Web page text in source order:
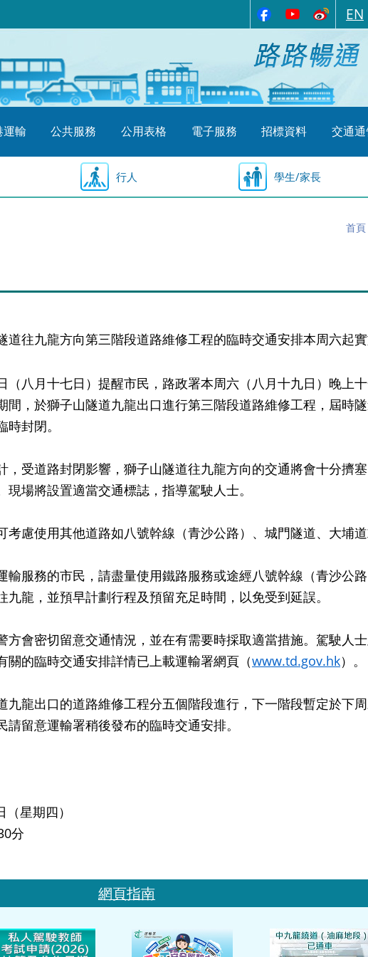
EN
運輸 公共服務 公用表格 電子服務 招標資料 交通
行人 學生/家長
首頁
道往九龍方向第三階段道路維修工程的臨時交通安排本周六起
八月十七日）提醒市民，路政署本周六（八月十九日）晚上
間，於獅子山隧道九龍出口進行第三階段道路維修工程，屆時
封閉。
受道路封閉影響，獅子山隧道往九龍方向的交通將會十分擠
現場將設置適當交通標誌，指導駕駛人士。
慮使用其他道路如八號幹線（青沙公路）、城門隧道、大埔道
服務的市民，請盡量使用鐵路服務或途經八號幹線（青沙公
九龍，並預早計劃行程及預留充足時間，以免受到延誤。
會密切留意交通情況，並在有需要時採取適當措施。駕駛人
關的臨時交通安排詳情已上載運輸署網頁（www.td.gov.hk）。
龍出口的道路維修工程分五個階段進行，下一階段暫定於下
請留意運輸署稍後發布的臨時交通安排。
星期四）
分
網頁指南